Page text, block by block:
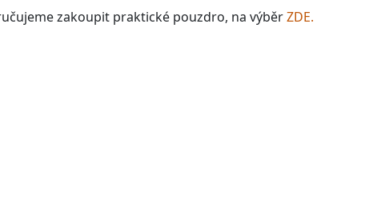
zakoupit praktické pouzdro, na výběrZDE.